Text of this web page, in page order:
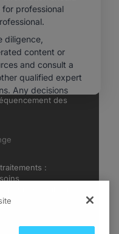
en évolution :
locales
: optimiser la
des
: